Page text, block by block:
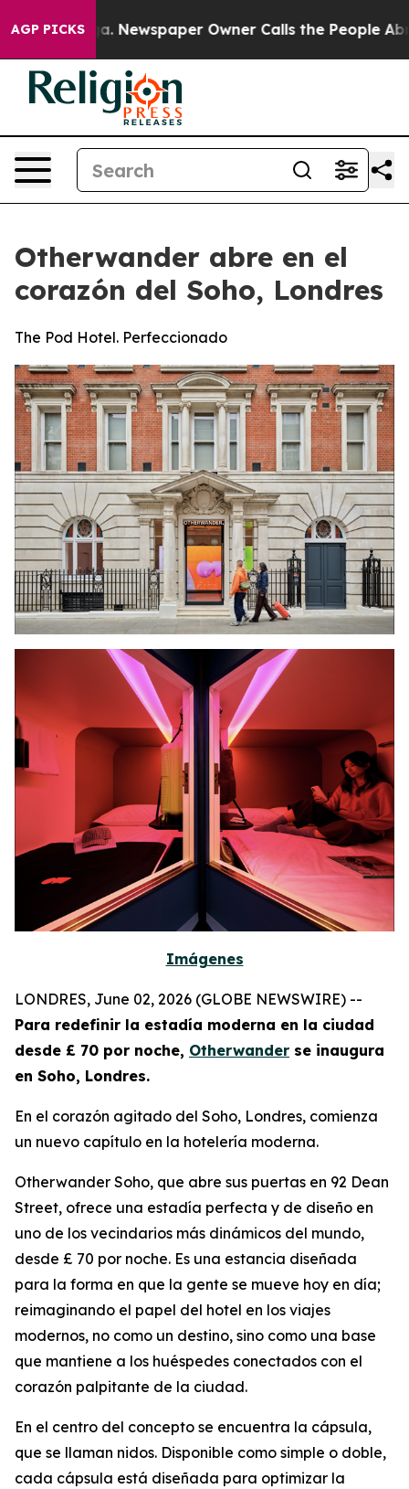
AGP PICKSNewspaper Owner Calls the People Abruptly
Otherwander abre en el
corazón del Soho, Londres
The Pod Hotel. Perfeccionado
Imágenes
LONDRES, June 02, 2026 (GLOBE NEWSWIRE) --
Para redefinir la estadía moderna en la ciudad
desde £ 70 por noche, Otherwander se inaugura
en Soho, Londres.
En el corazón agitado del Soho, Londres, comienza
un nuevo capítulo en la hotelería moderna.
Otherwander Soho, que abre sus puertas en 92 Dean
Street, ofrece una estadía perfecta y de diseño en
uno de los vecindarios más dinámicos del mundo,
desde £ 70 por noche. Es una estancia diseñada
para la forma en que la gente se mueve hoy en día;
reimaginando el papel del hotel en los viajes
modernos, no como un destino, sino como una base
que mantiene a los huéspedes conectados con el
corazón palpitante de la ciudad.
En el centro del concepto se encuentra la cápsula,
que se llaman nidos. Disponible como simple o doble,
cada cápsula está diseñada para optimizar la